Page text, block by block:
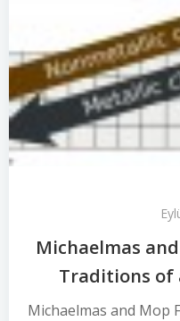
Michaelmas
Traditions of
Michaelmas and Mop